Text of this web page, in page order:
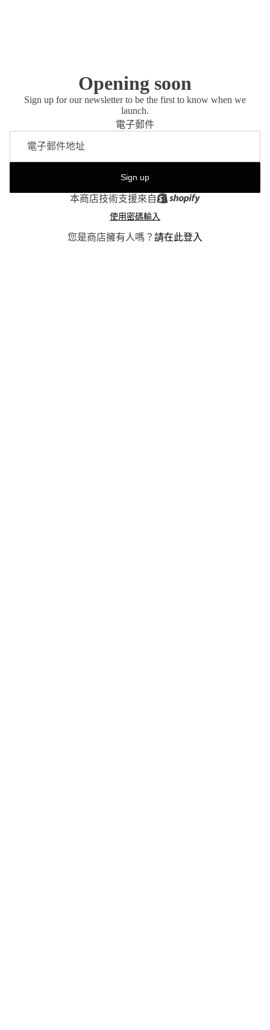
Opening soon
Sign up for our newsletter to be the first to know when we
launch.
電子郵件
Sign up
本商店技術支援來自
使用密碼輸入
您是商店擁有人嗎？ 請在此登入